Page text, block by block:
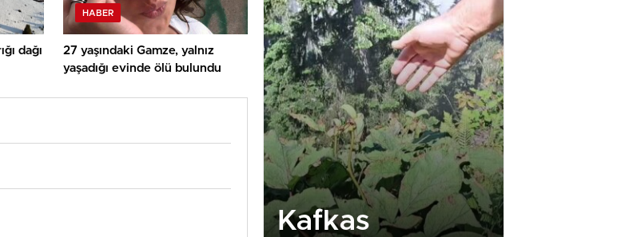
dağı
HABER
27 yaşındaki Gamze, yalnız
yaşadığı evinde ölü bulundu
Kafkas